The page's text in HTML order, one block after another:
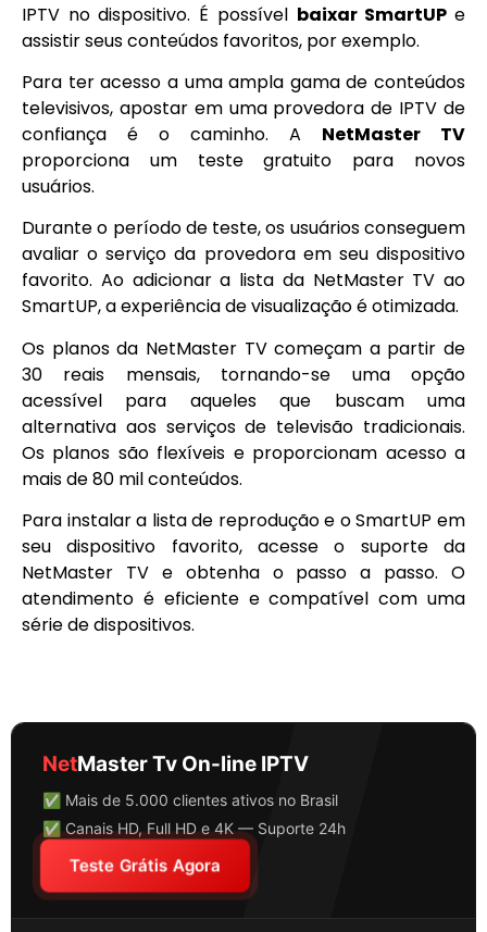
IPTV no dispositivo. É possível baixar SmartUPe
assistir seus conteúdos favoritos, por exemplo.
Para ter acesso a uma ampla gama de conteúdos
televisivos, apostar em uma provedora de IPTV de
confiança é o caminho. A NetMaster TV
proporciona um teste gratuito para novos
usuários.
Durante o período de teste, os usuários conseguem
avaliar o serviço da provedora em seu dispositivo
favorito. Ao adicionar a lista da NetMaster TV ao
SmartUP, a experiência de visualização é otimizada.
Os planos da NetMaster TV começam a partir de
30 reais mensais, tornando-se uma opção
acessível para aqueles que buscam uma
alternativa aos serviços de televisão tradicionais.
Os planos são flexíveis e proporcionam acesso a
mais de 80 mil conteúdos.
Para instalar a lista de reprodução e o SmartUP em
seu dispositivo favorito, acesse o suporte da
NetMaster TV e obtenha o passo a passo. O
atendimento é eficiente e compatível com uma
série de dispositivos.
NetMaster Tv On-line IPTV
✅ Mais de 5.000 clientes ativos no Brasil
✅ Canais HD, Full HD e 4K — Suporte 24h
Teste Grátis Agora